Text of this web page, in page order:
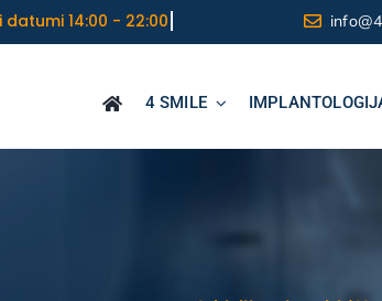
Skip
to
4 SMILE